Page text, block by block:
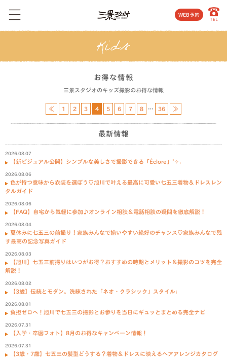
WEB予約
お得な情報
三景スタジオのキッズ撮影のお得な情報
≪ 1 2 3 4 5 6 7 8 … 36 ≫
最新情報
2026.08.07
【新ビジュアル公開】シンプルな美しさで撮影できる「Éclore」˚✧₊
2026.08.06
色が持つ意味から衣装を選ぼう♡旭川で叶える最高に可愛い七五三着物＆ドレスレン
タルガイド
2026.08.06
【FAQ】自宅から気軽に参加♪オンライン相談＆電話相談の疑問を徹底解説！
2026.08.04
夏休みに七五三の前撮り！家族みんなで揃いやすい絶好のチャンス♡家族みんなで残
す最高の記念写真ガイド
2026.08.03
【旭川】七五三前撮りはいつがお得？おすすめの時期とメリット＆撮影のコツを完全
解説！
2026.08.02
【3歳】伝統とモダン。洗練された「ネオ・クラシック」スタイル♩
2026.08.01
負担ゼロへ！旭川で七五三の撮影とお参りを当日にギュッとまとめる完全ナビ
2026.07.31
【入学・卒園フォト】8月のお得なキャンペーン情報！
2026.07.31
【3歳・7歳】七五三の髪型どうする？着物＆ドレスに映えるヘアアレンジカタログ